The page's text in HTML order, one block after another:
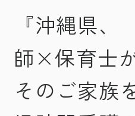
『沖縄県
師×保育士
そのご家族